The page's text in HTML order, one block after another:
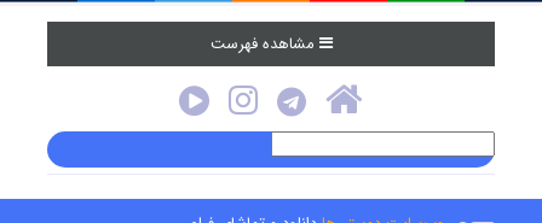
مشاهده فهرست